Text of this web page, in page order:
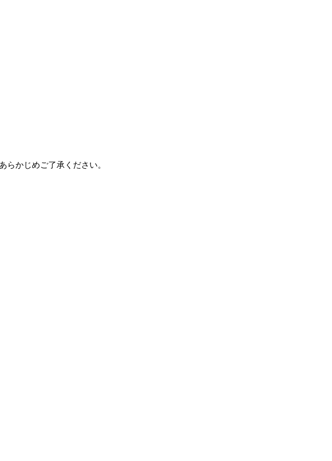
かじめご了承ください。